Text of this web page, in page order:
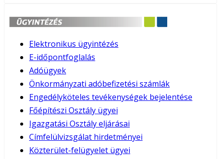
Elektronikus ügyintézés
E-időpontfoglalás
Adóügyek
Önkormányzati adóbefizetési számlák
Engedélyköteles tevékenységek bejelentése
Főépítészi Osztály ügyei
Igazgatási Osztály eljárásai
Címfelülvizsgálat hirdetményei
Közterület-felügyelet ügyei